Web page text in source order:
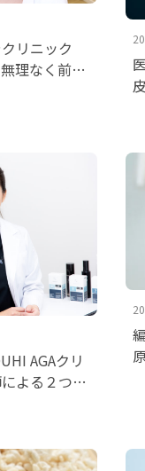
リニック
理なく前向
AGAクリ
よる２つの